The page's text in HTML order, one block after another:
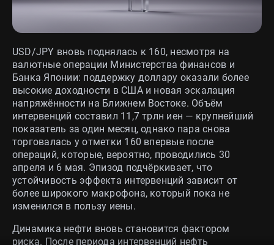
USD/JPY вновь поднялась к 160, несмотря на
валютные операции Министерства финансов и
Банка Японии: поддержку доллару оказали более
высокие доходности в США и новая эскалация
напряжённости на Ближнем Востоке. Объём
интервенций составил 11,7 трлн иен — крупнейший
показатель за один месяц, однако пара снова
торговалась у отметки 160 впервые после
операций, которые, вероятно, проводились 30
апреля и 6 мая. Эпизод подчёркивает, что
устойчивость эффекта интервенций зависит от
более широкого макрофона, который пока не
изменился в пользу иены.
Динамика нефти вновь становится фактором
риска. После периода интервенций нефть